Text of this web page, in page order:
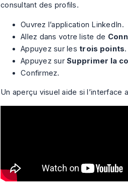
consultant des profils.
Ouvrez l’application LinkedIn.
Allez dans votre liste de
Appuyez sur les trois points.
Appuyez surSupprimer la
Confirmez.
Un aperçu visuel aide si l’interface